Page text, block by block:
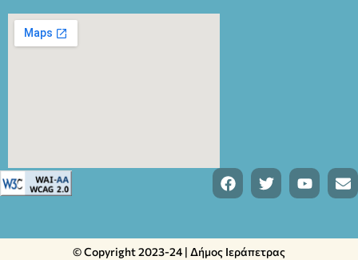
© Copyright 2023-24 | Δήμος Ιεράπετρας